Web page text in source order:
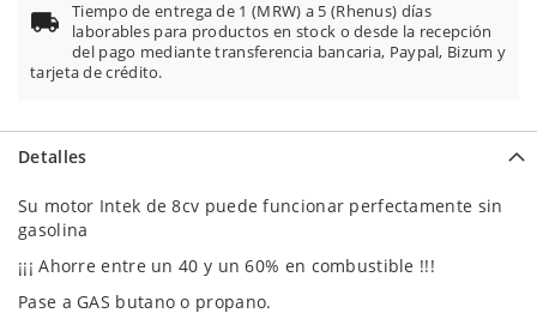
Tiempo de entrega de 1 (MRW) a 5 (Rhenus) días
laborables para productos en stock o desde la recepción
del pago mediante transferencia bancaria, Paypal, Bizum y
tarjeta de crédito.
Detalles
Su motor Intek de 8cv puede funcionar perfectamente sin
gasolina
¡¡¡ Ahorre entre un 40 y un 60% en combustible !!!
Pase a GAS butano o propano.